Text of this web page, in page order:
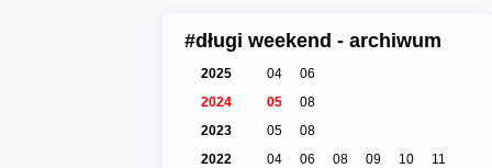
#długi weekend - archiwum
2025 04
06
2024
05
08
2023
05
08
2022
04 06 08 09 10 11